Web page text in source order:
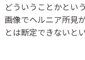
どういうことかとい
画像でヘルニア所見
とは断定できないと